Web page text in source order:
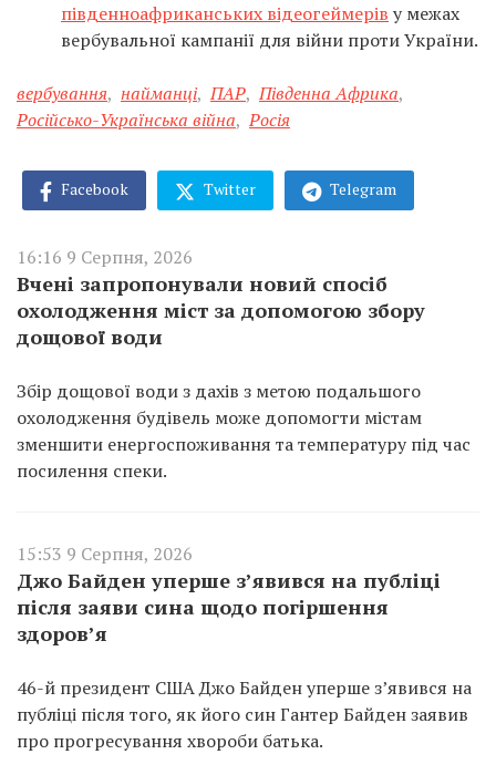
південноафриканських відеогеймерів у межах
вербувальної кампанії для війни проти України.
вербування, найманці, ПАР, Південна Африка,
Російсько-Українська війна, Росія
Facebook Twitter Telegram
16:16 9 Серпня, 2026
Вчені запропонували новий спосіб
охолодження міст за допомогою збору
дощової води
Збір дощової води з дахів з метою подальшого
охолодження будівель може допомогти містам
зменшити енергоспоживання та температуру під час
посилення спеки.
15:53 9 Серпня, 2026
Джо Байден уперше з’явився на публіці
після заяви сина щодо погіршення
здоров’я
46-й президент США Джо Байден уперше з’явився на
публіці після того, як його син Гантер Байден заявив
про прогресування хвороби батька.